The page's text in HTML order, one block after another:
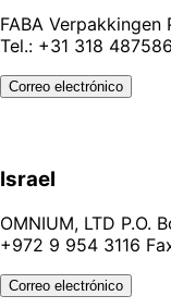
FABA
Tel.: +31 318
Correo electrónico
Israel
OMNIUM, LTD P.O.
+972 9 954 3116
Correo electrónico